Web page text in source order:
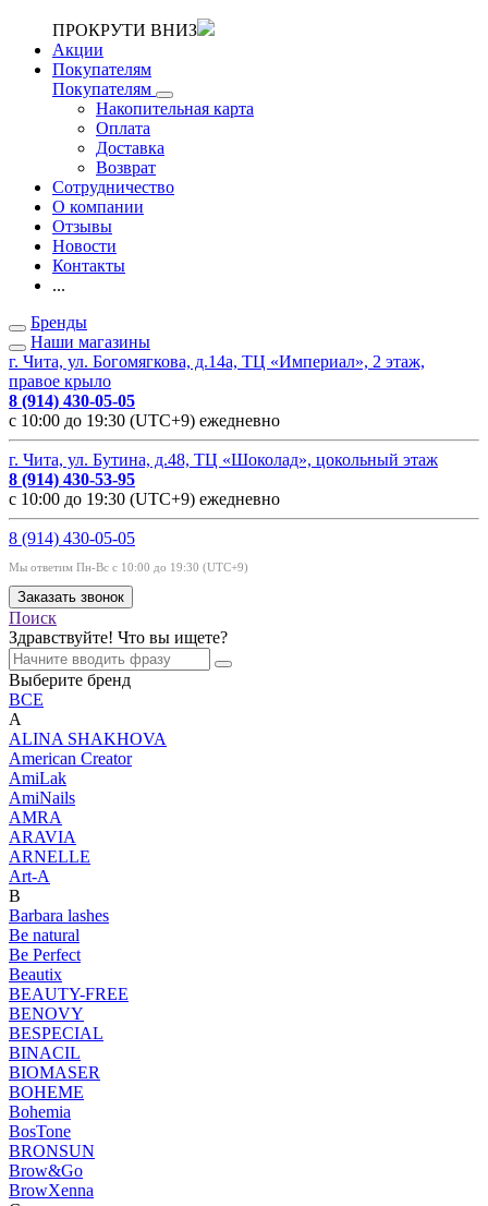
ПРОКРУТИ ВНИЗ
Акции
Покупателям
Покупателям
Накопительная карта
Оплата
Доставка
Возврат
Сотрудничество
О компании
Отзывы
Новости
Контакты
...
Бренды
Наши магазины
г. Чита, ул. Богомягкова, д.14а, ТЦ «Империал», 2 этаж,
правое крыло
8 (914) 430-05-05
с 10:00 до 19:30 (UTC+9) ежедневно
г. Чита, ул. Бутина, д.48, ТЦ «Шоколад», цокольный этаж
8 (914) 430-53-95
с 10:00 до 19:30 (UTC+9) ежедневно
8 (914) 430-05-05
Мы ответим Пн-Вс с 10:00 до 19:30 (UTC+9)
Заказать звонок
Поиск
Здравствуйте! Что вы ищете?
Выберите бренд
ВСЕ
A
ALINA SHAKHOVA
American Creator
AmiLak
AmiNails
AMRA
ARAVIA
ARNELLE
Art-A
B
Barbara lashes
Be natural
Be Perfect
Beautix
BEAUTY-FREE
BENOVY
BESPECIAL
BINACIL
BIOMASER
BOHEME
Bohemia
BosTone
BRONSUN
Brow&Go
BrowXenna